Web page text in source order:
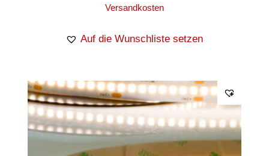
Versandkosten
Auf die Wunschliste setzen